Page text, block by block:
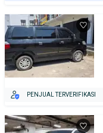
PENJUAL TERVERIFIKASI